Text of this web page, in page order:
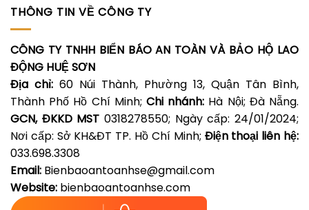
THÔNG TIN VỀ CÔNG TY
CÔNG TY TNHH BIỂN BÁO AN TOÀN VÀ BẢO HỘ LAO
ĐỘNG HUỆ SƠN
Địa chỉ: 60 Núi Thành, Phường 13, Quận Tân Bình,
Thành Phố Hồ Chí Minh; Chi nhánh: Hà Nội; Đà Nẵng.
GCN, ĐKKD MST 0318278550; Ngày cấp: 24/01/2024;
Nơi cấp: Sở KH&ĐT TP. Hồ Chí Minh; Điện thoại liên hệ:
033.698.3308
Email: Bienbaoantoanhse@gmail.com
Website: bienbaoantoanhse.com